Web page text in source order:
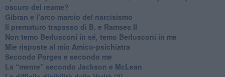
oscuro del reame?
​Gibran e l’arco marcio del narcisismo
​Il prematuro trapasso di B. e Ramses II
​Non temo Berlusconi in sé, temo Berlusconi in me
​Mie risposte al mio Amico-psichiatra
​Secondo Porges e secondo me
​La “mente” secondo Jackson e McLean